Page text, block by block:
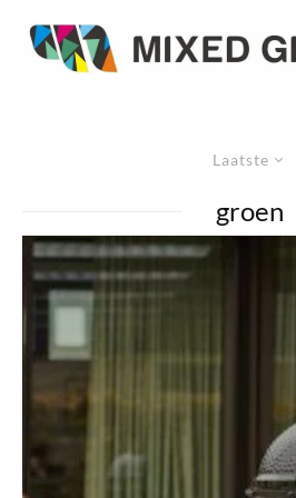
Laatste
groen